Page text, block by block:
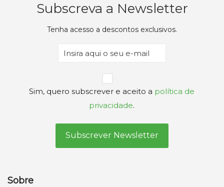
Subscreva a Newsletter
Tenha acesso a descontos exclusivos.
Email
(Obrigatório)
Sim, quero subscrever e aceito a política de
privacidade.
Sobre